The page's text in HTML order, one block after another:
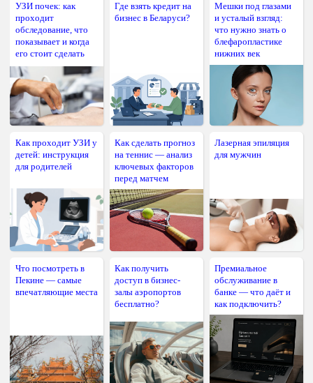
УЗИ почек: как
проходит
обследование, что
показывает и когда
его стоит сделать
Где взять кредит на
бизнес в Беларуси?
Мешки под глазами
и усталый взгляд:
что нужно знать о
блефаропластике
нижних век
Как проходит УЗИ у
детей: инструкция
для родителей
Как сделать прогноз
на теннис — анализ
ключевых факторов
перед матчем
Лазерная эпиляция
для мужчин
Что посмотреть в
Пекине — самые
впечатляющие места
Как получить
доступ в бизнес-
залы аэропортов
бесплатно?
Премиальное
обслуживание в
банке — что даёт и
как подключить?